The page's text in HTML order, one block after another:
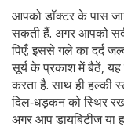
आपको डॉक्टर के पास
सकती हैं. अगर आपको
पिएँ; इससे गले का दर्द
सूर्य के प्रकाश में बैठें, यह
करता है. साथ ही हल्की
दिल‑धड़कन को स्थिर
अगर आप डायबिटीज या